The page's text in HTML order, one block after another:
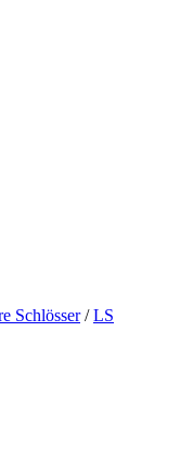
Schlösser/LS